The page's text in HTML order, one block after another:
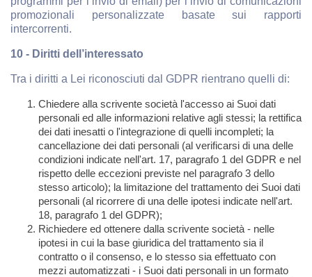
promozionali personalizzate basate sui rapporti
intercorrenti.
10 - Diritti dell’interessato
Tra i diritti a Lei riconosciuti dal GDPR rientrano quelli di:
Chiedere alla scrivente società l'accesso ai Suoi dati
personali ed alle informazioni relative agli stessi; la rettifica
dei dati inesatti o l'integrazione di quelli incompleti; la
cancellazione dei dati personali (al verificarsi di una delle
condizioni indicate nell'art. 17, paragrafo 1 del GDPR e nel
rispetto delle eccezioni previste nel paragrafo 3 dello
stesso articolo); la limitazione del trattamento dei Suoi dati
personali (al ricorrere di una delle ipotesi indicate nell'art.
18, paragrafo 1 del GDPR);
Richiedere ed ottenere dalla scrivente società - nelle
ipotesi in cui la base giuridica del trattamento sia il
contratto o il consenso, e lo stesso sia effettuato con
mezzi automatizzati - i Suoi dati personali in un formato